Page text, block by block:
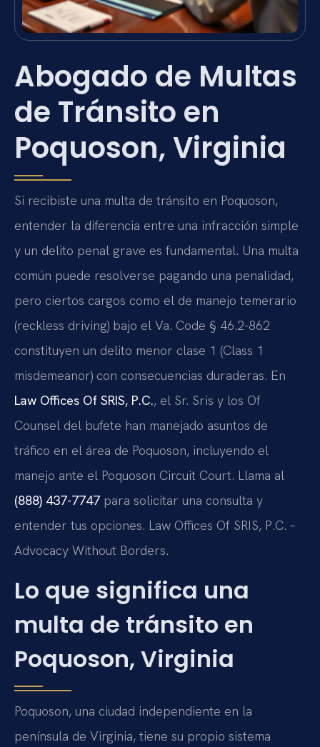
Abogado de Multas
de Tránsito en
Poquoson, Virginia
Si recibiste una multa de tránsito en Poquoson,
entender la diferencia entre una infracción simple
y un delito penal grave es fundamental. Una multa
común puede resolverse pagando una penalidad,
pero ciertos cargos como el de manejo temerario
(reckless driving) bajo el Va. Code § 46.2-862
constituyen un delito menor clase 1 (Class 1
misdemeanor) con consecuencias duraderas. En
Law Offices Of SRIS, P.C., el Sr. Sris y los Of
Counsel del bufete han manejado asuntos de
tráfico en el área de Poquoson, incluyendo el
manejo ante el Poquoson Circuit Court. Llama al
(888) 437-7747 para solicitar una consulta y
entender tus opciones. Law Offices Of SRIS, P.C. –
Advocacy Without Borders.
Lo que significa una
multa de tránsito en
Poquoson, Virginia
Poquoson, una ciudad independiente en la
península de Virginia, tiene su propio sistema